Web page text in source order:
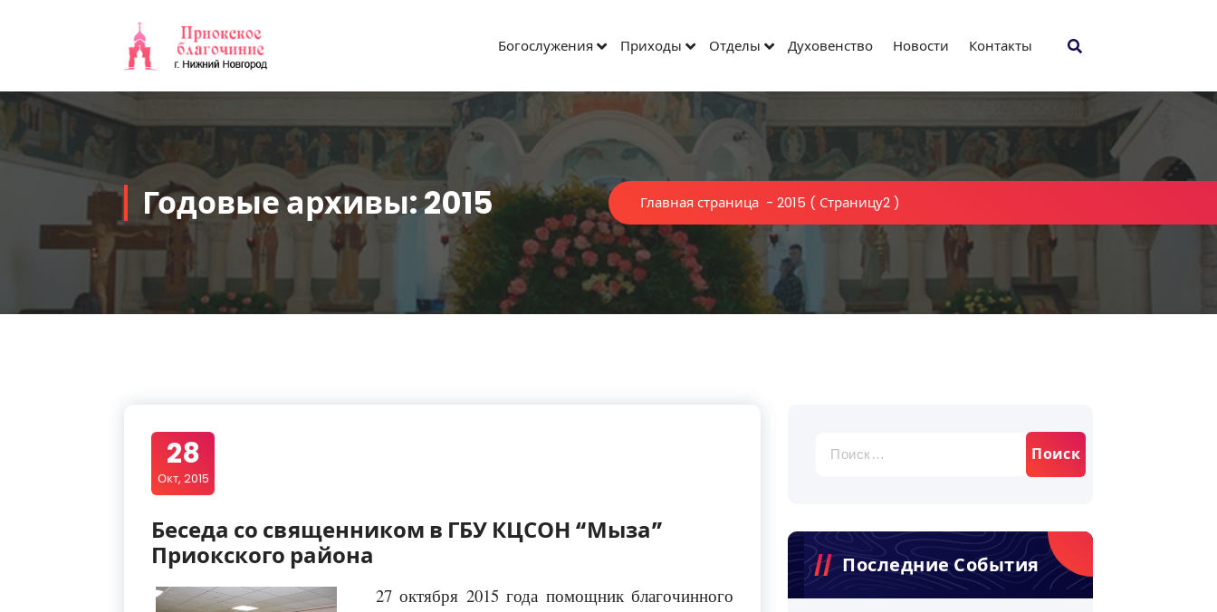
Богослужения Приходы Отделы Духовенство Новости Контакты
Годовые архивы: 2015 Главная страница - 2015 ( Страницу2 )
28
Окт, 2015
Беседа со священником в ГБУ КЦСОН “Мыза”
Приокского района
27 октября 2015 года помощник благочинного
Последние События